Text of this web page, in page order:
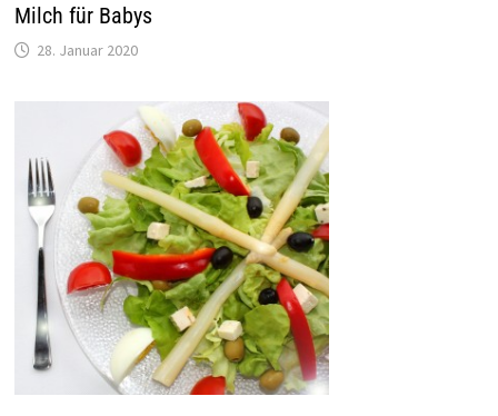
Milch für Babys
28. Januar 2020